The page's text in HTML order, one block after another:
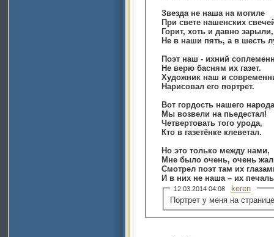
Звезда не наша на могиле
При свете нашенских
Горит, хоть и давно зарыли,
Не в наши пять, а в шесть
Поэт наш - ихний
Не верю басням их газет.
Художник наш и
Нарисовал его портрет.
Вот гордость нашего
Мы возвели на пьедестал!
Четвертовать того урода,
Кто в газетёнке клеветал.
Но это только между нами,
Мне было очень, очень
Смотрел поэт там их
И в них не наша – их
12.03.2014 04:08
keren
Портрет у меня на